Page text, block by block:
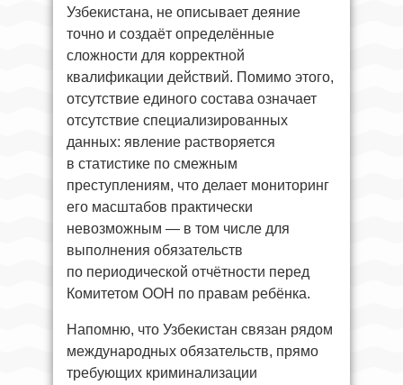
Узбекистана, не описывает деяние
точно и создаёт определённые
сложности для корректной
квалификации действий. Помимо этого,
отсутствие единого состава означает
отсутствие специализированных
данных: явление растворяется
в статистике по смежным
преступлениям, что делает мониторинг
его масштабов практически
невозможным — в том числе для
выполнения обязательств
по периодической отчётности перед
Комитетом ООН по правам ребёнка.
Напомню, что Узбекистан связан рядом
международных обязательств, прямо
требующих криминализации